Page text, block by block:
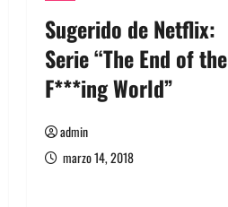
Sugerido de Netflix:
Serie “The End of the
F***ing World”
admin
marzo 14, 2018